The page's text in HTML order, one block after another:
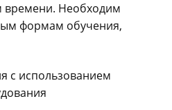
времени. Необходим
формам обучения,
с использованием